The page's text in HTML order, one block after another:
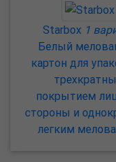
Starbox 1
Белый
картон для
покрытием
стороны и
легким